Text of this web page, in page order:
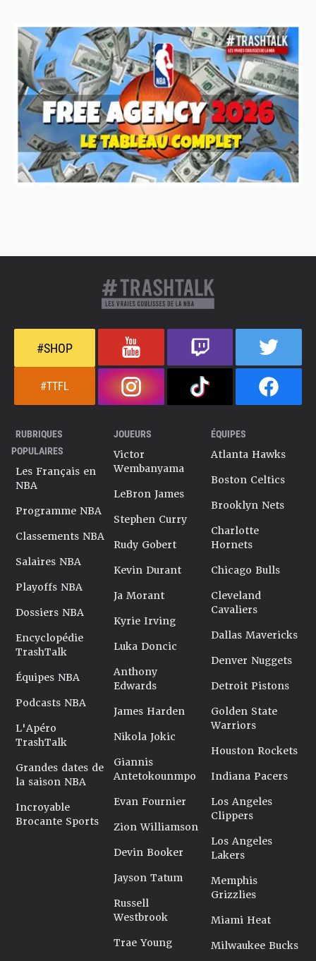
#SHOP
#TTFL
RUBRIQUES
POPULAIRES
Les Français en
NBA
Programme NBA
Classements NBA
Salaires NBA
Playoffs NBA
Dossiers NBA
Encyclopédie
TrashTalk
Équipes NBA
Podcasts NBA
L'Apéro
TrashTalk
Grandes dates de
la saison NBA
Incroyable
Brocante Sports
JOUEURS
Victor
Wembanyama
LeBron James
Stephen Curry
Rudy Gobert
Kevin Durant
Ja Morant
Kyrie Irving
Luka Doncic
Anthony
Edwards
James Harden
Nikola Jokic
Giannis
Antetokounmpo
Evan Fournier
Zion Williamson
Devin Booker
Jayson Tatum
Russell
Westbrook
Trae Young
ÉQUIPES
Atlanta Hawks
Boston Celtics
Brooklyn Nets
Charlotte
Hornets
Chicago Bulls
Cleveland
Cavaliers
Dallas Mavericks
Denver Nuggets
Detroit Pistons
Golden State
Warriors
Houston Rockets
Indiana Pacers
Los Angeles
Clippers
Los Angeles
Lakers
Memphis
Grizzlies
Miami Heat
Milwaukee Bucks